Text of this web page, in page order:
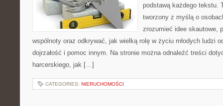
podstawą każdego tekstu.
tworzony z myślą o
zrozumieć idee skautowe,
wspólnoty oraz odkrywać, jak wielką rolę w życiu młodych ludzi
dojrzałość i pomoc innym. Na stronie można odnaleźć treści
harcerskiego, jak […]
CATEGORIES: NIERUCHOMOŚCI